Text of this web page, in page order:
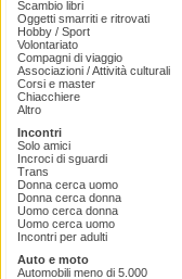
Scambio libri
Oggetti smarriti e ritrovati
Hobby / Sport
Volontariato
Compagni di viaggio
Associazioni / Attività culturali
Corsi e master
Chiacchiere
Altro
Incontri
Solo amici
Incroci di sguardi
Trans
Donna cerca uomo
Donna cerca donna
Uomo cerca donna
Uomo cerca uomo
Incontri per adulti
Auto e moto
Automobili meno di 5.000